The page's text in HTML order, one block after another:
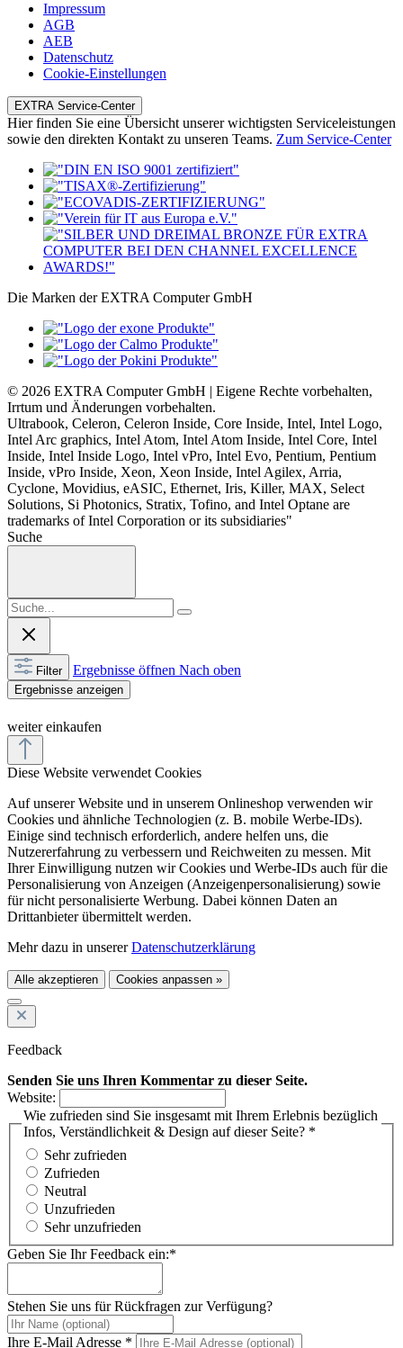
Impressum
AGB
AEB
Datenschutz
Cookie-Einstellungen
EXTRA Service-Center
Hier finden Sie eine Übersicht unserer wichtigsten Serviceleistungen
sowie den direkten Kontakt zu unseren Teams. Zum Service-Center
Die Marken der EXTRA Computer GmbH
© 2026 EXTRA Computer GmbH | Eigene Rechte vorbehalten,
Irrtum und Änderungen vorbehalten.
Ultrabook, Celeron, Celeron Inside, Core Inside, Intel, Intel Logo,
Intel Arc graphics, Intel Atom, Intel Atom Inside, Intel Core, Intel
Inside, Intel Inside Logo, Intel vPro, Intel Evo, Pentium, Pentium
Inside, vPro Inside, Xeon, Xeon Inside, Intel Agilex, Arria,
Cyclone, Movidius, eASIC, Ethernet, Iris, Killer, MAX, Select
Solutions, Si Photonics, Stratix, Tofino, and Intel Optane are
trademarks of Intel Corporation or its subsidiaries"
Suche
Filter Ergebnisse öffnen Nach oben
Ergebnisse anzeigen
weiter einkaufen
Diese Website verwendet Cookies
Auf unserer Website und in unserem Onlineshop verwenden wir
Cookies und ähnliche Technologien (z. B. mobile Werbe-IDs).
Einige sind technisch erforderlich, andere helfen uns, die
Nutzererfahrung zu verbessern und Reichweiten zu messen. Mit
Ihrer Einwilligung nutzen wir Cookies und Werbe-IDs auch für die
Personalisierung von Anzeigen (Anzeigenpersonalisierung) sowie
für nicht personalisierte Werbung. Dabei können Daten an
Drittanbieter übermittelt werden.
Mehr dazu in unsererDatenschutzerklärung
Alle akzeptieren Cookies anpassen »
Feedback
Senden Sie uns Ihren Kommentar zu dieser Seite.
Website:
Wie zufrieden sind Sie insgesamt mit Ihrem Erlebnis bezüglich
Infos, Verständlichkeit & Design auf dieser Seite? *
Sehr zufrieden
Zufrieden
Neutral
Unzufrieden
Sehr unzufrieden
Geben Sie Ihr Feedback ein:*
Stehen Sie uns für Rückfragen zur Verfügung?
Ihre E-Mail Adresse *